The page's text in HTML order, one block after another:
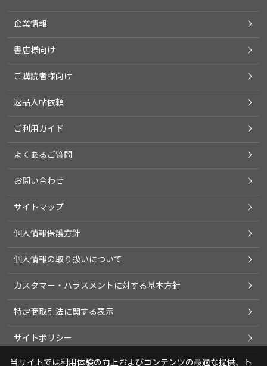
企業情報
書店様向け
ご購読者様向け
返品入帖依頼
ご利用ガイド
よくあるご質問
お問い合わせ
サイトマップ
個人情報保護方針
個人情報の取り扱いについて
カスタマー・ハラスメントに対する基本方針
特定商取引法に関する表示
サイトポリシー
ソーシャルメディアポリシー
当サイトでは利用体験の向上およびコンテンツの最適な提供、ト